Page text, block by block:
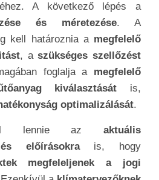
A következő lépés a
és méretezése. A
kell határoznia a megfelelő
, aszükséges szellőzést
foglalja amegfelelő
kiválasztását is,
optimalizálását.
lennie az aktuális
előírásokrais, hogy
megfeleljenek a jogi